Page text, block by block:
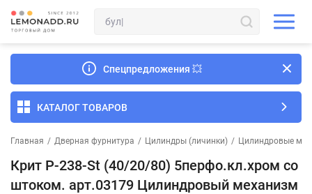
Спецпредложения 💥
КАТАЛОГ ТОВАРОВ
Главная / Дверная фурнитура / Цилиндры (личинки) / Цилиндровые
Крит P-238-St (40/20/80) 5перфо.кл.хром со
штоком. арт.03179 Цилиндровый механизм